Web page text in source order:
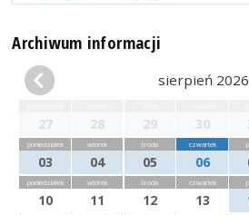
Archiwum informacji
sierpień 2026
27 28 29 30
poniedziałek
03
wtorek
04
środa
05
czwartek
06
poniedziałek
10
wtorek
11
środa
12
czwartek
13